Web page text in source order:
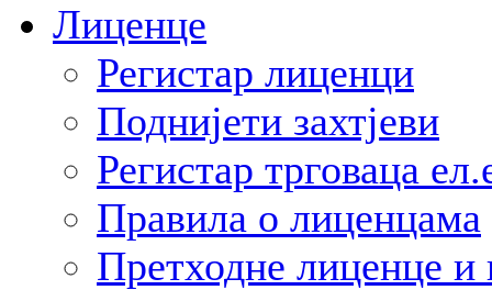
Лиценце
Регистар лиценци
Поднијети захтјеви
Регистар трговаца
Правила о лиценцама
Претходне лиценце и